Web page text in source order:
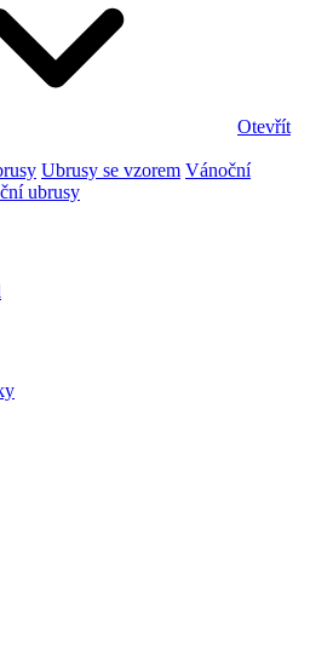
Otevřít
Ubrusy se vzorem Vánoční
ubrusy